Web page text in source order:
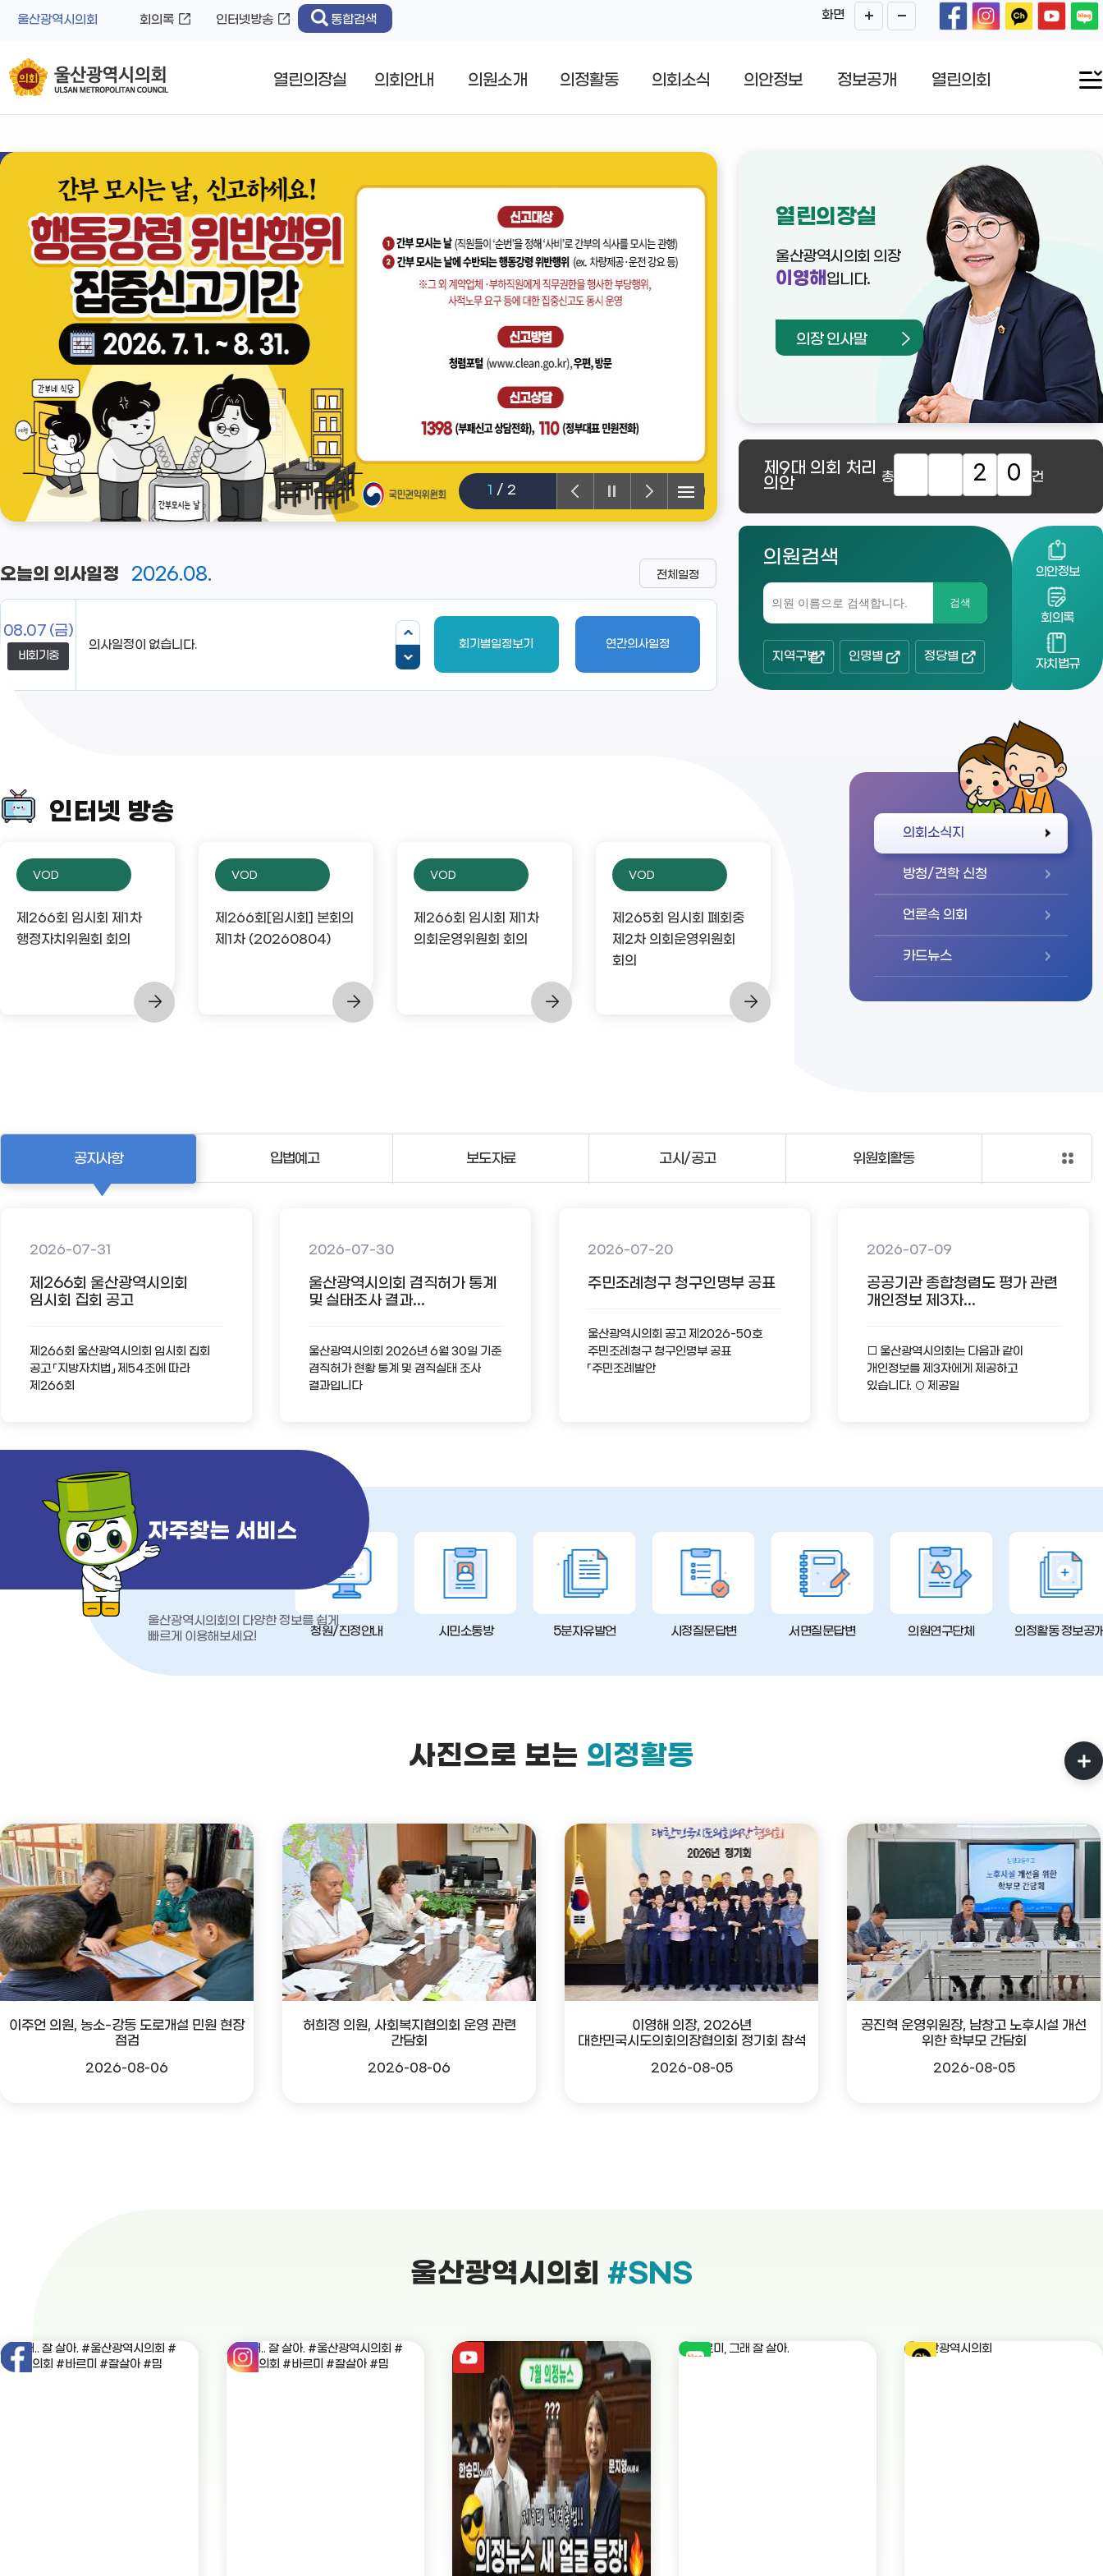
울산광역시의회 회의록 인터넷방송 통합검색 화면
열린의장실 의회안내 의원소개 의정활동 의회소식 의안정보 정보공개 열린의회
1 / 2
열린의장실
울산광역시의회 의장
이영해 입니다.
의장 인사말
제9대 의회 처리
의안 총 2 0 건
오늘의 의사일정 2026.08.
08.07 (금)
비회기중
회기별일정보기 연간의사일정
전체일정
의원검색
검색
지역구별 인명별 정당별
의안정보
회의록
자치법규
인터넷 방송
VOD
제266회 임시회 제1차
행정자치위원회 회의
VOD
제266회[임시회] 본회의
제1차 (20260804)
VOD
제266회 임시회 제1차
의회운영위원회 회의
VOD
제265회 임시회 폐회중
제2차 의회운영위원회
회의
의회소식지
방청/견학 신청
언론속 의회
카드뉴스
공지사항
2026-07-31
제266회 울산광역시의회
임시회 집회 공고
제266회 울산광역시의회 임시회 집회
공고 「지방자치법」 제54조에 따라
제266회
2026-07-30
울산광역시의회 겸직허가 통계
및 실태조사 결과...
울산광역시의회 2026년 6월 30일 기준
겸직허가 현황 통계 및 겸직실태 조사
결과입니다
2026-07-20
주민조례청구 청구인명부 공표
울산광역시의회 공고 제2026-50호
주민조례청구 청구인명부 공표
「주민조례발안
2026-07-09
공공기관 종합청렴도 평가 관련
개인정보 제3자...
□ 울산광역시의회는 다음과 같이
개인정보를 제3자에게 제공하고
있습니다. ○ 제공일
입법예고 보도자료 고시/공고 위원회활동
자주찾는 서비스
울산광역시의회의 다양한 정보를 쉽게
빠르게 이용해보세요!
청원/진정안내 시민소통방 5분자유발언 시정질문답변 서면질문답변 의원연구단체 의정활동 정보공
사진으로 보는 의정활동
이주언 의원, 농소-강동 도로개설 민원 현장
점검
2026-08-06
허희정 의원, 사회복지협의회 운영 관련
간담회
2026-08-06
이영해 의장, 2026년
대한민국시도의회의장협의회 정기회 참석
2026-08-05
공진혁 운영위원장, 남창고 노후시설 개선
위한 학부모 간담회
2026-08-05
울산광역시의회 #SNS